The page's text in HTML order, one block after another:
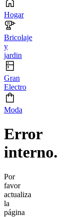
Hogar
Bricolaje
y
jardin
Gran
Electro
Moda
Error
interno.
Por
favor
actualiza
la
página